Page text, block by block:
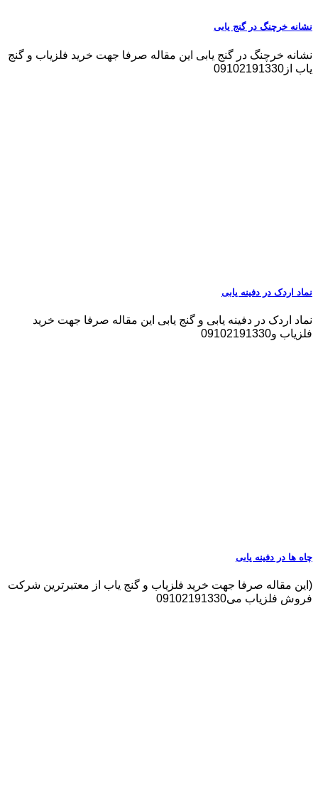
نشانه خرچنگ در گنج یابی
نشانه خرچنگ در گنج یابی این مقاله صرفا جهت خرید فلزیاب و گنج
یاب از09102191330
نماد اردک در دفینه یابی
نماد اردک در دفینه یابی و گنج یابی این مقاله صرفا جهت خرید
فلزیاب و09102191330
چاه ها در دفینه یابی
(این مقاله صرفا جهت خرید فلزیاب و گنج یاب از معتبرترین شرکت
فروش فلزیاب می09102191330